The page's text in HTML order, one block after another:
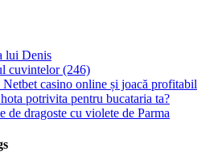
lui Denis
cuvintelor (246)
Netbet casino online și joacă profitabil
potrivita pentru bucataria ta?
de dragoste cu violete de Parma